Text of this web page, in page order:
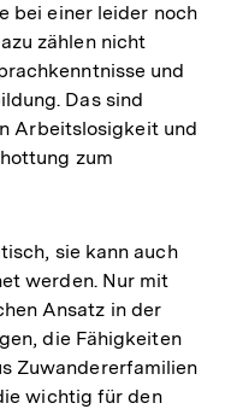
bei einer leider noch
zählen nicht
und
Das sind
Arbeitslosigkeit und
zum
sie kann auch
werden. Nur mit
Ansatz in der
die Fähigkeiten
Zuwandererfamilien
wichtig für den